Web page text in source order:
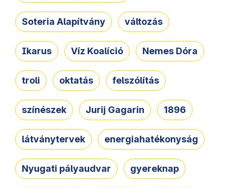
Soteria Alapítvány változás
Ikarus Víz Koalíció Nemes Dóra
troli oktatás felszólítás
színészek Jurij Gagarin 1896
látványtervek energiahatékonyság
Nyugati pályaudvar gyereknap